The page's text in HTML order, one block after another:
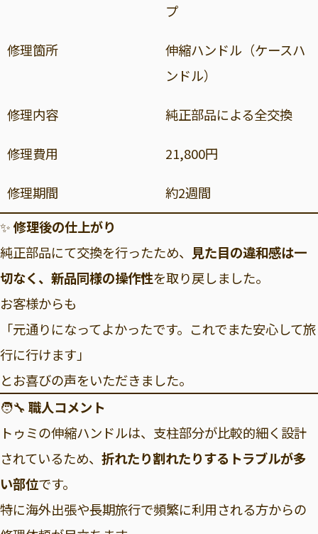
プ
修理箇所
伸縮ハンドル（ケースハ
ンドル）
修理内容 純正部品による全交換
修理費用 21,800円
修理期間
約2週間
✨修理後の仕上がり
純正部品にて交換を行ったため、
見た目の違和感は一
切なく、新品同様の操作性を取り戻しました。
お客様からも
「元通りになってよかったです。これでまた安心して旅
行に行けます」
とお喜びの声をいただきました。
🧑‍🔧 職人コメント
トゥミの伸縮ハンドルは、支柱部分が比較的細く設計
されているため、 折れたり割れたりするトラブルが多
い部位です。
特に海外出張や長期旅行で頻繁に利用される方からの